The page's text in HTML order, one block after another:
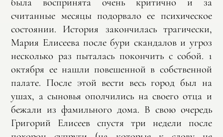
считанные месяцы подорвало ее психическое
состоянии. История закончилась трагически,
Мария Елисеева после бури скандалов и угроз
несколько раз пыталась покончить с собой. 1
октября ее нашли повешенной в собственной
палате. После этой вести весь город был на
ушах, а сыновья ополчились на своего отца и
бежали из фамильного дома. В свою очередь
Григорий Елисеев спустя три недели после